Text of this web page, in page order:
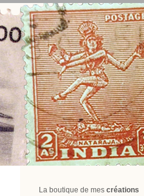
La boutique de mes créations